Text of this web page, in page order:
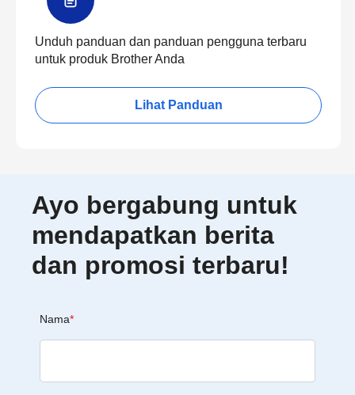
Unduh panduan dan panduan pengguna terbaru
untuk produk Brother Anda
Lihat Panduan
Ayo bergabung untuk
mendapatkan berita
dan promosi terbaru!
Nama*